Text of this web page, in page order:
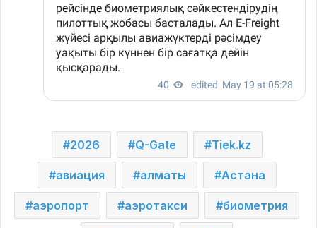
2026 Q-Gate Tiek.kz
авиация алматы Астана
аэропорт аэротакси биометрия